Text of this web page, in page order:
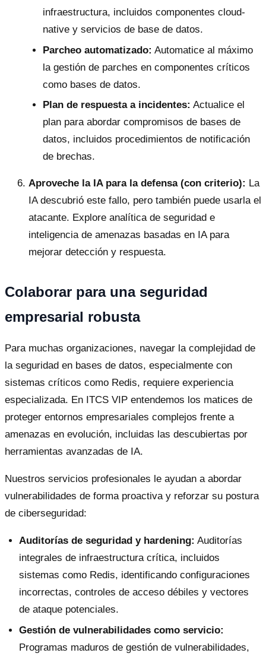
infraestructura, incluidos componentes cloud-
native y servicios de base de datos.
Parcheo automatizado: Automatice al máximo
la gestión de parches en componentes críticos
como bases de datos.
Plan de respuesta a incidentes: Actualice el
plan para abordar compromisos de bases de
datos, incluidos procedimientos de notificación
de brechas.
Aproveche la IA para la defensa (con criterio): La
IA descubrió este fallo, pero también puede usarla el
atacante. Explore analítica de seguridad e
inteligencia de amenazas basadas en IA para
mejorar detección y respuesta.
Colaborar para una seguridad
empresarial robusta
Para muchas organizaciones, navegar la complejidad de
la seguridad en bases de datos, especialmente con
sistemas críticos como Redis, requiere experiencia
especializada. En ITCS VIP entendemos los matices de
proteger entornos empresariales complejos frente a
amenazas en evolución, incluidas las descubiertas por
herramientas avanzadas de IA.
Nuestros servicios profesionales le ayudan a abordar
vulnerabilidades de forma proactiva y reforzar su postura
de ciberseguridad:
Auditorías de seguridad y hardening: Auditorías
integrales de infraestructura crítica, incluidos
sistemas como Redis, identificando configuraciones
incorrectas, controles de acceso débiles y vectores
de ataque potenciales.
Gestión de vulnerabilidades como servicio:
Programas maduros de gestión de vulnerabilidades,